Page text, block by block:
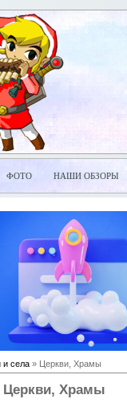
ФОТО НАШИ ОБЗОРЫ
и села » Церкви, Храмы
Церкви, Храмы